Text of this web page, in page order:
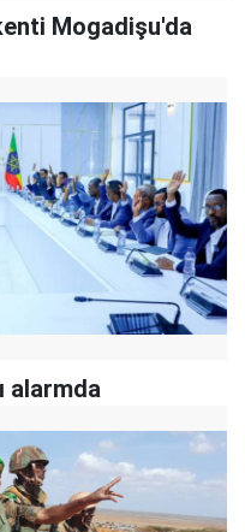
Mogadişu'da
alarmda